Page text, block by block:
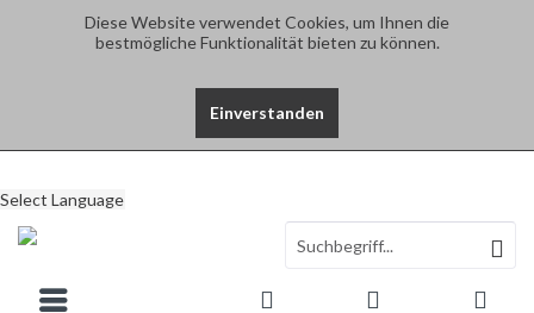
Diese Website verwendet Cookies, um Ihnen die
bestmögliche Funktionalität bieten zu können.
Einverstanden
Select Language